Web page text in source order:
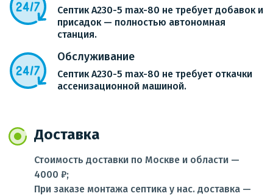
Септик А230-5 max-80 не требует добавок и
присадок — полностью автономная
станция.
Обслуживание
Септик А230-5 max-80 не требует откачки
ассенизационной машиной.
Доставка
Стоимость доставки по Москве и области —
4000 ₽;
При заказе монтажа септика у нас. доставка —